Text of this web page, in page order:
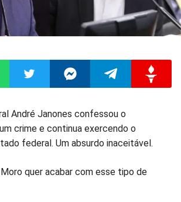
Compartilhar
no
Twitter
Compartilhar
no
Messenger
Compartilhar
no
Telegram
no
Gettr
André Janones confessou o
crime e continua exercendo o
federal. Um absurdo inaceitável.
quer acabar com esse tipo de